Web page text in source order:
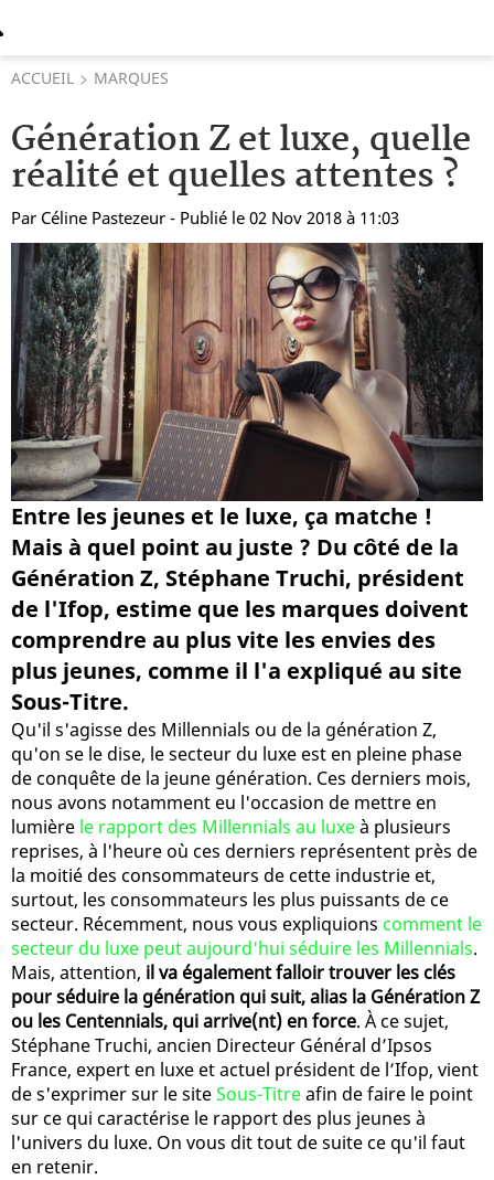
ACCUEIL MARQUES
Génération Z et luxe, quelle
réalité et quelles attentes ?
Par Céline Pastezeur - Publié le 02 Nov 2018 à 11:03
Entre les jeunes et le luxe, ça matche !
Mais à quel point au juste ? Du côté de la
Génération Z, Stéphane Truchi, président
de l'Ifop, estime que les marques doivent
comprendre au plus vite les envies des
plus jeunes, comme il l'a expliqué au site
Sous-Titre.
Qu'il s'agisse des Millennials ou de la génération Z,
qu'on se le dise, le secteur du luxe est en pleine phase
de conquête de la jeune génération. Ces derniers mois,
nous avons notamment eu l'occasion de mettre en
lumière le rapport des Millennials au luxeà plusieurs
reprises, à l'heure où ces derniers représentent près de
la moitié des consommateurs de cette industrie et,
surtout, les consommateurs les plus puissants de ce
secteur. Récemment, nous vous expliquions comment le
secteur du luxe peut aujourd'hui séduire les Millennials.
Mais, attention, il va également falloir trouver les clés
pour séduire la génération qui suit, alias la Génération Z
ou les Centennials, qui arrive(nt) en force. À ce sujet,
Stéphane Truchi, ancien Directeur Général d’Ipsos
France, expert en luxe et actuel président de l’Ifop, vient
de s'exprimer sur le siteSous-Titreafin de faire le point
sur ce qui caractérise le rapport des plus jeunes à
l'univers du luxe. On vous dit tout de suite ce qu'il faut
en retenir.